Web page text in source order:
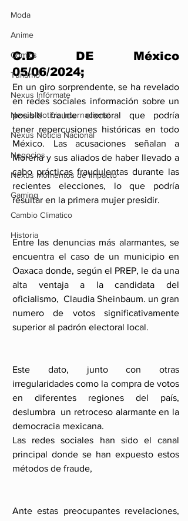
Moda
Anime
Comics
Turismo
Nexus Infórmate
Nexus Noticia Internacional
Nexus Noticia Nacional
Negocios
Nexus Momentos de Impacto
Gaming
Cambio Climatico
Historia
C.D DE México
05/06/2024;
En un giro sorprendente, se ha revelado
en redes sociales información sobre un
posible fraude electoral que podría
tener repercusiones históricas en todo
México. Las acusaciones señalan a
Morena y sus aliados de haber llevado a
cabo prácticas fraudulentas durante las
recientes elecciones, lo que podría
resultar en la primera mujer presidir.
Entre las denuncias más alarmantes, se
encuentra el caso de un municipio en
Oaxaca donde, según el PREP, le da una
alta ventaja a la candidata del
oficialismo,  Claudia Sheinbaum. un gran
numero de votos significativamente
superior al padrón electoral local.
Este dato, junto con otras
irregularidades como la compra de votos
en diferentes regiones del país,
deslumbra  un retroceso alarmante en la
democracia mexicana.
Las redes sociales han sido el canal
principal donde se han expuesto estos
métodos de fraude,
Ante estas preocupantes revelaciones,